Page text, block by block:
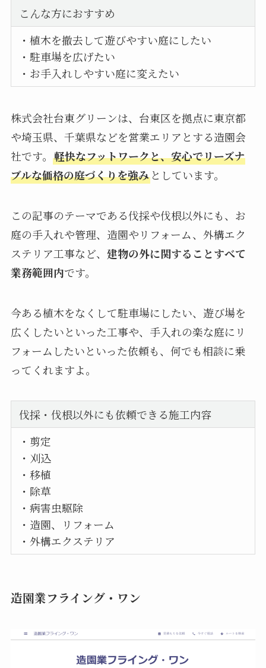
こんな方におすすめ
・植木を撤去して遊びやすい庭にしたい
・駐車場を広げたい
・お手入れしやすい庭に変えたい
株式会社台東グリーンは、台東区を拠点に東京都
や埼玉県、千葉県などを営業エリアとする造園会
社です。 軽快なフットワークと、安心でリーズナ
ブルな価格の庭づくりを強みとしています。
この記事のテーマである伐採や伐根以外にも、お
庭の手入れや管理、造園やリフォーム、外構エク
ステリア工事など、 建物の外に関することすべて
業務範囲内です。
今ある植木をなくして駐車場にしたい、遊び場を
広くしたいといった工事や、手入れの楽な庭にリ
フォームしたいといった依頼も、何でも相談に乗
ってくれますよ。
伐採・伐根以外にも依頼できる施工内容
・剪定
・刈込
・移植
・除草
・病害虫駆除
・造園、リフォーム
・外構エクステリア
造園業フライング・ワン